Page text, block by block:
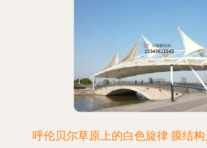
呼伦贝尔草原上的白色旋律 膜结